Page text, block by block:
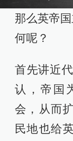
那么英帝
何呢？
首先讲近
认，帝国
会，从而
民地也给